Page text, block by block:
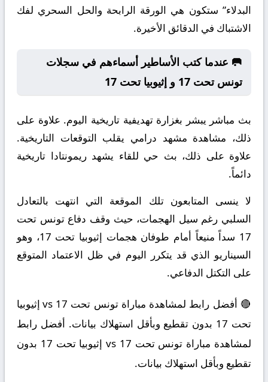
البدلاء” ستكون هي الورقة الرابحة والحل السحري لفك
الاشتباك في الدقائق الأخيرة.
🥅 عندما كتب الأساطير أسماءهم في سجلات
تونس تحت 17 و إثيوبيا تحت 17
بث مباشر يبشر بغزارة تهديفية تاريخية اليوم. علاوة على
ذلك، مشاهدة مشهد درامي يقلب التوقعات التاريخية.
علاوة على ذلك، بث حي للقاء يشهد ريمونتادا تاريخية
دائماً.
لا ينسى المتابعون تلك الموقعة التي انتهت بالتعادل
السلبي رغم سيل الهجمات، حيث وقف دفاع تونس تحت
17 سداً منيعاً أمام طوفان هجمات إثيوبيا تحت 17، وهو
السيناريو الذي قد يتكرر اليوم في ظل الاعتماد المتوقع
على التكتل الدفاعي.
🔴 أفضل رابط لمشاهدة مباراة تونس تحت 17 vs إثيوبيا
تحت 17 بدون تقطيع وبأقل استهلاك بيانات. أفضل رابط
لمشاهدة مباراة تونس تحت 17 vs إثيوبيا تحت 17 بدون
تقطيع وبأقل استهلاك بيانات.